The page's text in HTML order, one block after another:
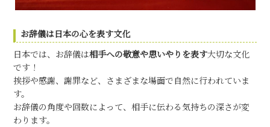
お辞儀は日本の心を表す文化
日本では、お辞儀は相手への敬意や思いやりを表す大切な文化
です！
挨拶や感謝、謝罪など、さまざまな場面で自然に行われていま
す。
お辞儀の角度や回数によって、相手に伝わる気持ちの深さが変
わります。